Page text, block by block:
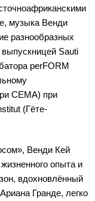
музыка Венди
разнообразных
Sauti
perFORM
СЕМА) при
(Гёте-
Венди Кей
опыта и
вдохновлённый
Гранде, легко